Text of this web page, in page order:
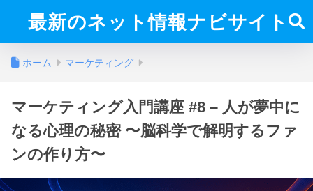
最新のネット情報ナビサイト
ホーム マーケティング
マーケティング入門講座 #8 – 人が夢中に
なる心理の秘密 〜脳科学で解明するファ
ンの作り方〜